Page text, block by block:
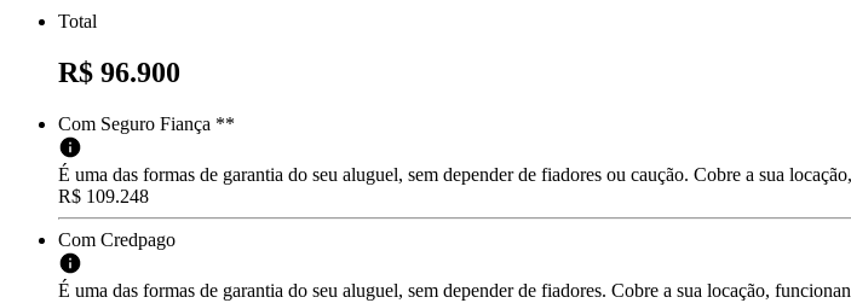
Total
R$ 96.900
Com Seguro Fiança **
É uma das formas de garantia do seu aluguel, sem depender de fiadores ou caução. Cobre a sua
R$ 109.248
Com Credpago
É uma das formas de garantia do seu aluguel, sem depender de fiadores. Cobre a sua locação,